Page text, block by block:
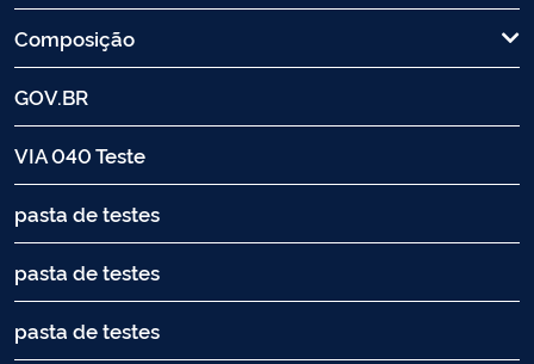
Composição
GOV.BR
VIA 040 Teste
pasta de testes
pasta de testes
pasta de testes